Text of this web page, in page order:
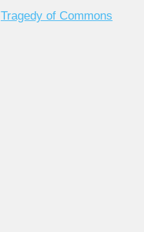
Tragedy of Commons